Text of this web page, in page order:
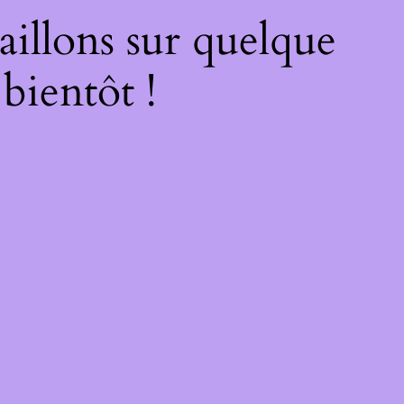
sur quelque
!